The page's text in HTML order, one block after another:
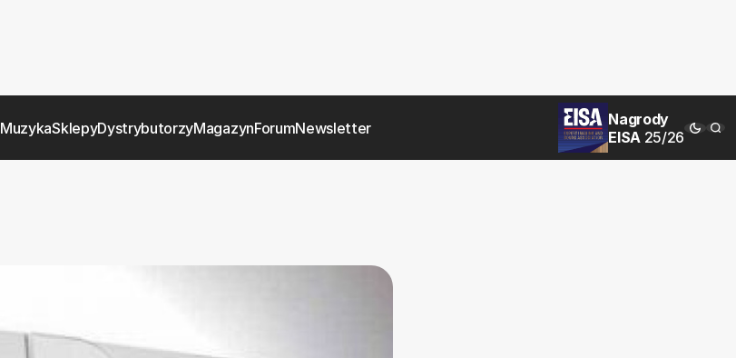
MuzykaSklepyDystrybutorzyMagazynForumNewsletter
Nagrody
EISA 25/26